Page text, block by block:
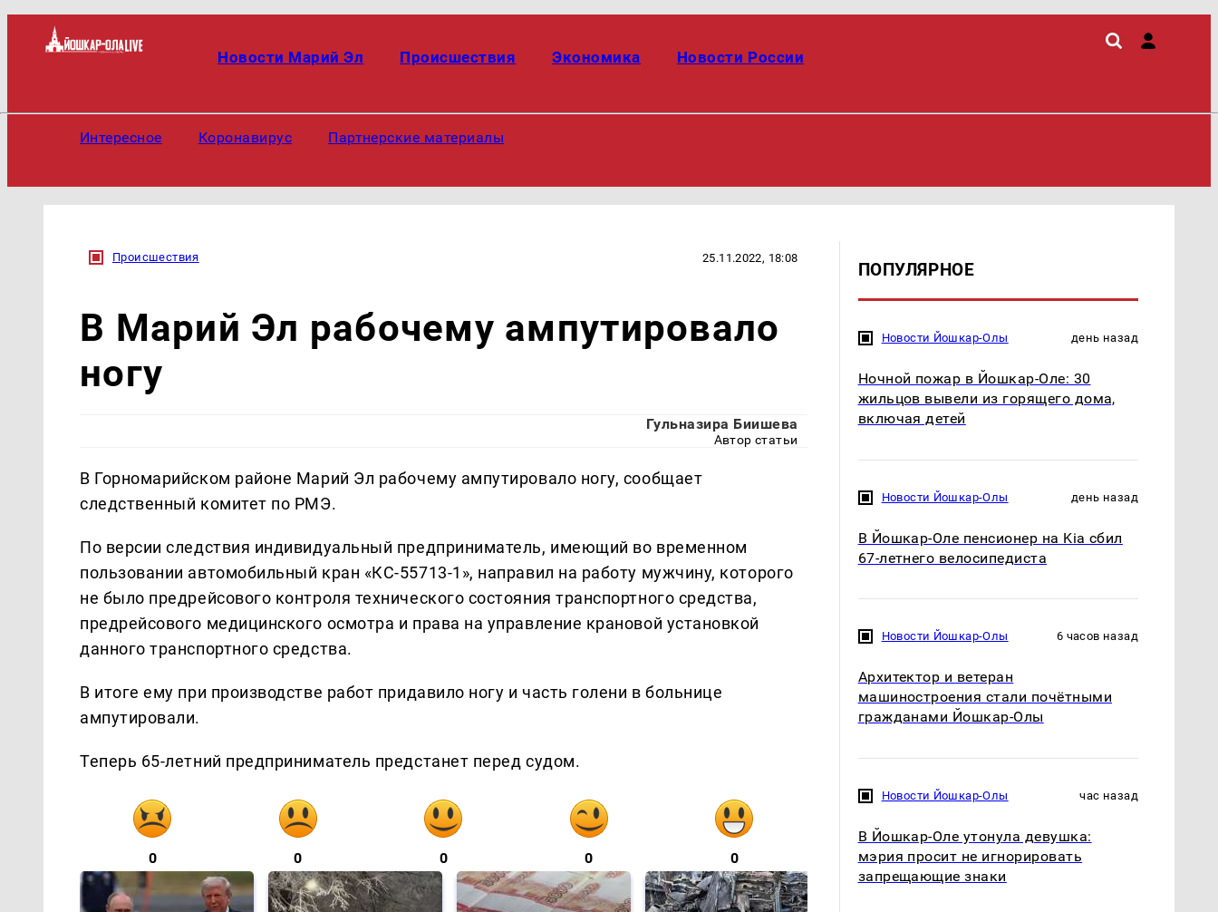
Новости Марий Эл Происшествия Экономика Новости России
Интересное Коронавирус Партнерские материалы
Происшествия 25.11.2022, 18:08
В Марий Эл рабочему ампутировало
ногу
Гульназира Биишева
Автор статьи
В Горномарийском районе Марий Эл рабочему ампутировало ногу, сообщает
следственный комитет по РМЭ.
По версии следствия индивидуальный предприниматель, имеющий во временном
пользовании автомобильный кран «КС-55713-1», направил на работу мужчину, которого
не было предрейсового контроля технического состояния транспортного средства,
предрейсового медицинского осмотра и права на управление крановой установкой
данного транспортного средства.
В итоге ему при производстве работ придавило ногу и часть голени в больнице
ампутировали.
Теперь 65-летний предприниматель предстанет перед судом.
0 0 0 0 0
ПОПУЛЯРНОЕ
Новости Йошкар-Олы день назад
Ночной пожар в Йошкар-Оле: 30
жильцов вывели из горящего дома,
включая детей
Новости Йошкар-Олы день назад
В Йошкар-Оле пенсионер на Kia сбил
67-летнего велосипедиста
Новости Йошкар-Олы 6 часов назад
Архитектор и ветеран
машиностроения стали почётными
гражданами Йошкар-Олы
Новости Йошкар-Олы час назад
В Йошкар-Оле утонула девушка:
мэрия просит не игнорировать
запрещающие знаки